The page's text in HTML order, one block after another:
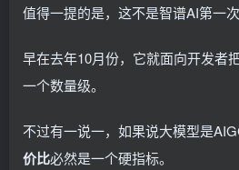
值得一提的是，这不是智谱AI第一
早在去年10月份，它就面向开发者
一个数量级。
不过有一说一，如果说大模型是
价比必然是一个硬指标。